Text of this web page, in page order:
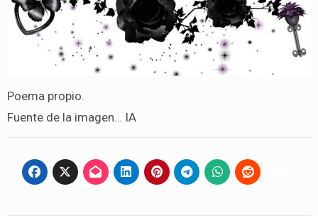
Poema propio.
Fuente de la imagen… IA